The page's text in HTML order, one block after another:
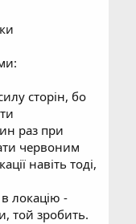
сторін, бо
раз при
червоним
навіть тоді,
в локацію -
той зробить.